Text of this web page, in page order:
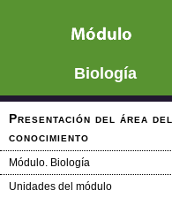
Biología
Presentación del área del
conocimiento
Módulo. Biología
Unidades del módulo